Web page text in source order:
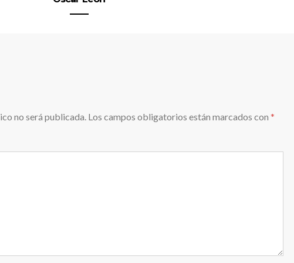
no será publicada. Los campos obligatorios están marcados con *